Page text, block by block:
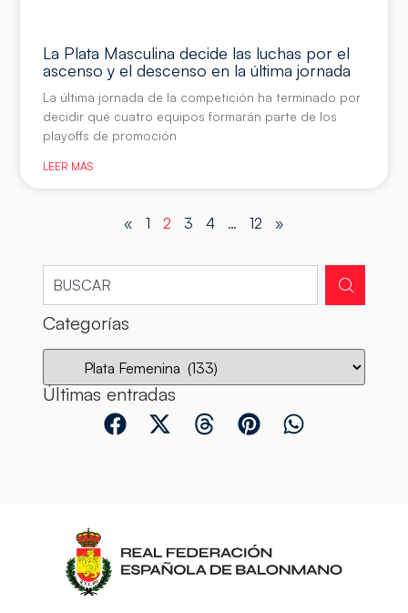
La Plata Masculina decide las luchas por el
ascenso y el descenso en la última jornada
La última jornada de la competición ha terminado por
decidir qué cuatro equipos formarán parte de los
playoffs de promoción
LEER MÁS
« 1 2 3 4 … 12 »
Categorías
Últimas entradas